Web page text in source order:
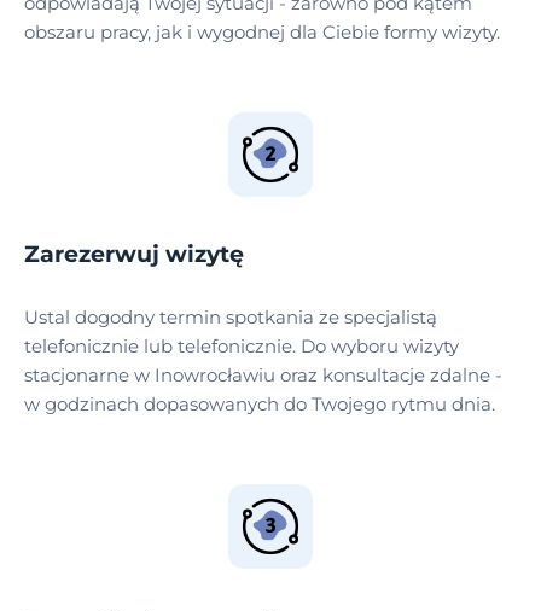
obszaru pracy, jak i wygodnej dla Ciebie formy wizyty.
Zarezerwuj wizytę
Ustal dogodny termin spotkania ze specjalistą
telefonicznie lub telefonicznie. Do wyboru wizyty
stacjonarne w Inowrocławiu oraz konsultacje zdalne -
w godzinach dopasowanych do Twojego rytmu dnia.